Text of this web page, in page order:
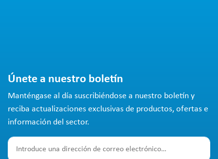
Únete a nuestro boletín
Manténgase al día suscribiéndose a nuestro boletín y
reciba actualizaciones exclusivas de productos, ofertas e
información del sector.